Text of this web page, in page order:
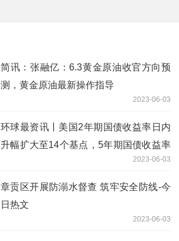
简讯：张融亿：6.3黄金原油收官方向预
测，黄金原油最新操作指导
2023-06-03
环球最资讯丨美国2年期国债收益率日内
升幅扩大至14个基点，5年期国债收益率
2023-06-03
章贡区开展防溺水督查 筑牢安全防线-今
日热文
2023-06-03